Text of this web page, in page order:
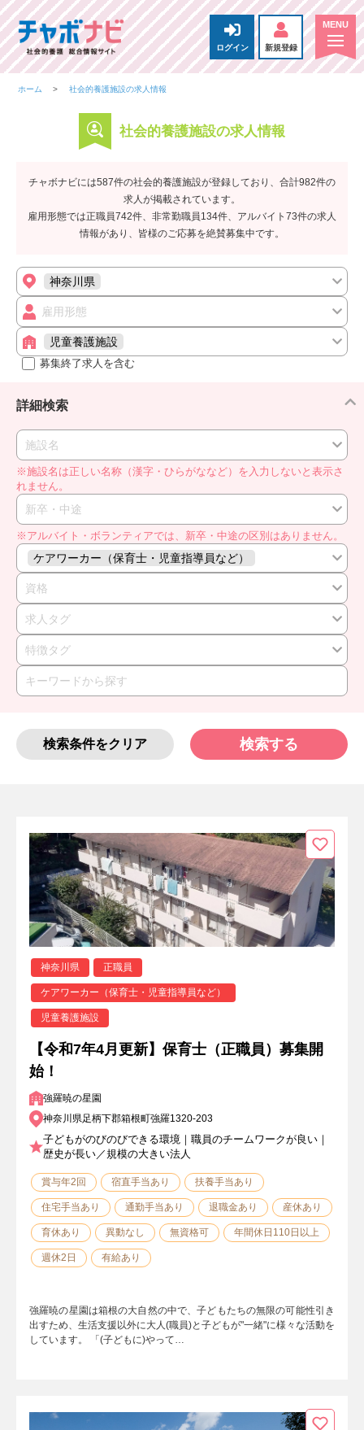
ログイン 新規登録
ホーム 社会的養護施設の求人情報
社会的養護施設の求人情報
チャボナビには587件の社会的養護施設が登録しており、合計982件の
求人が掲載されています。
雇用形態では正職員742件、非常勤職員134件、アルバイト73件の求人
情報があり、皆様のご応募を絶賛募集中です。
神奈川県
雇用形態
児童養護施設
募集終了求人を含む
詳細検索
施設名
※施設名は正しい名称（漢字・ひらがななど）を入力しないと表示さ
れません。
新卒・中途
※アルバイト・ボランティアでは、新卒・中途の区別はありません。
ケアワーカー（保育士・児童指導員など）
資格
求人タグ
特徴タグ
検索条件をクリア 検索する
神奈川県 正職員
ケアワーカー（保育士・児童指導員など）
児童養護施設
【令和7年4月更新】保育士（正職員）募集開
始！
強羅暁の星園
神奈川県足柄下郡箱根町強羅1320-203
子どもがのびのびできる環境｜職員のチームワークが良い｜
歴史が長い／規模の大きい法人
賞与年2回 宿直手当あり 扶養手当あり
住宅手当あり 通勤手当あり 退職金あり 産休あり
育休あり 異動なし 無資格可 年間休日110日以上
週休2日 有給あり
強羅暁の星園は箱根の大自然の中で、子どもたちの無限の可能性引き
出すため、生活支援以外に大人(職員)と子どもが"一緒"に様々な活動を
しています。 「(子どもに)やって…